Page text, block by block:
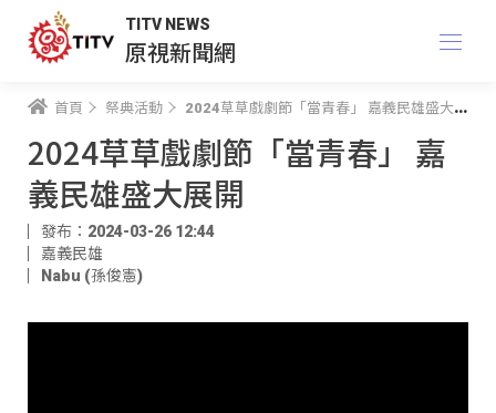
TITV NEWS
原視新聞網
首頁 祭典活動 2024草草戲劇節「當青春」 嘉義民雄盛大展開
2024草草戲劇節「當青春」 嘉
義民雄盛大展開
發布：2024-03-26 12:44
嘉義民雄
Nabu (孫俊憲)